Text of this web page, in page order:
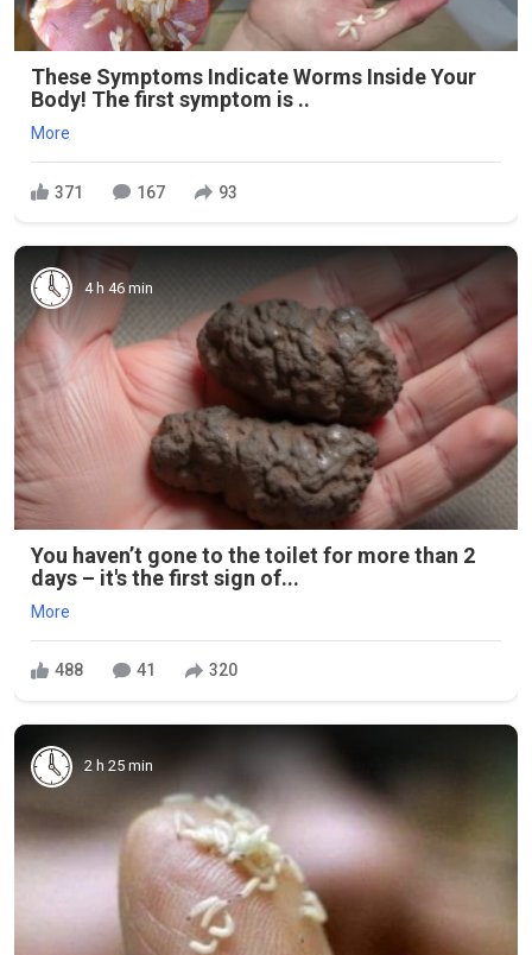
These Symptoms Indicate Worms Inside Your
Body! The first symptom is ..
More
371 167 93
4 h 46 min
You haven’t gone to the toilet for more than 2
days – it's the first sign of...
More
488 41 320
2 h 25 min